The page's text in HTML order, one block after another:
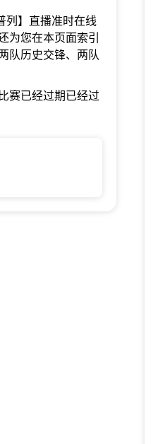
列】直播准时在线
为您在本页面索引
队历史交锋、两队
赛已经过期已经过